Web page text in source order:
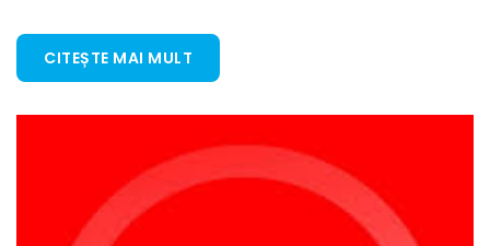
CITEȘTE MAI MULT